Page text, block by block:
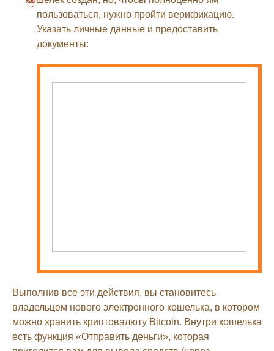
пользоваться, нужно пройти верификацию.
Указать личные данные и предоставить
документы:
Выполнив все эти действия, вы становитесь
владельцем нового электронного кошелька, в котором
можно хранить криптовалюту Bitcoin. Внутри кошелька
есть функция «Отправить деньги», которая